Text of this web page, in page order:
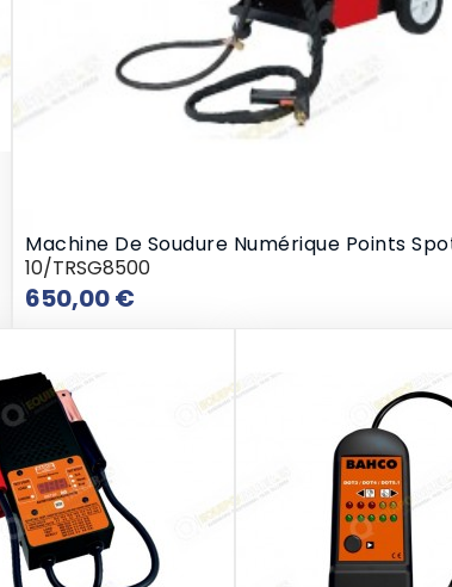
Machine De Soudure Numérique Points
10/TRSG8500
650,00 €